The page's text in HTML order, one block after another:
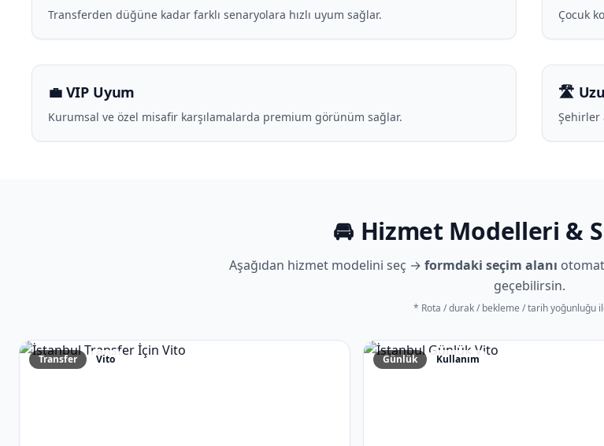
Transferden düğüne kadar farklı senaryolara hızlı uyum sağlar. Çocuk
💼 VIP Uyum
Kurumsal ve özel misafir karşılamalarda premium görünüm sağlar.
🛣️
Şehirler
🚘 Hizmet Modelleri &
Aşağıdan hizmet modelini seç → formdaki seçim alanı
geçebilirsin.
* Rota / durak / bekleme / tarih yoğunluğu
Transfer Vito Günlük Kullanım